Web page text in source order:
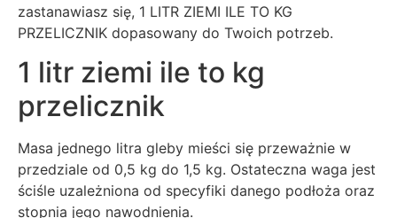
zastanawiasz się, 1 LITR ZIEMI ILE TO KG
PRZELICZNIK dopasowany do Twoich potrzeb.
1 litr ziemi ile to kg
przelicznik
Masa jednego litra gleby mieści się przeważnie w
przedziale od 0,5 kg do 1,5 kg. Ostateczna waga jest
ściśle uzależniona od specyfiki danego podłoża oraz
stopnia jego nawodnienia.